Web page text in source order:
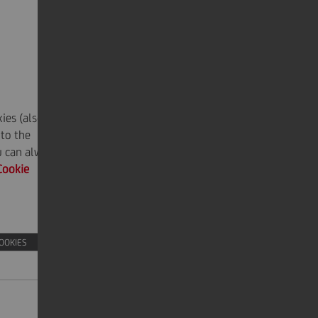
(also
the
always